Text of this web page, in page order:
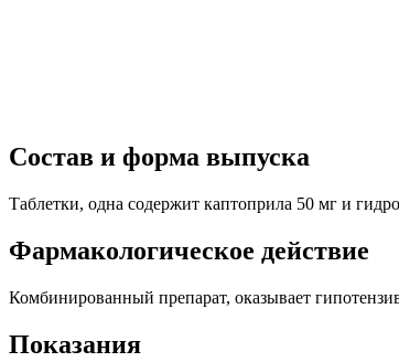
Состав и форма выпуска
Таблетки, одна содержит каптоприла 50 мг и
Фармакологическое действие
Комбинированный препарат, оказывает
Показания